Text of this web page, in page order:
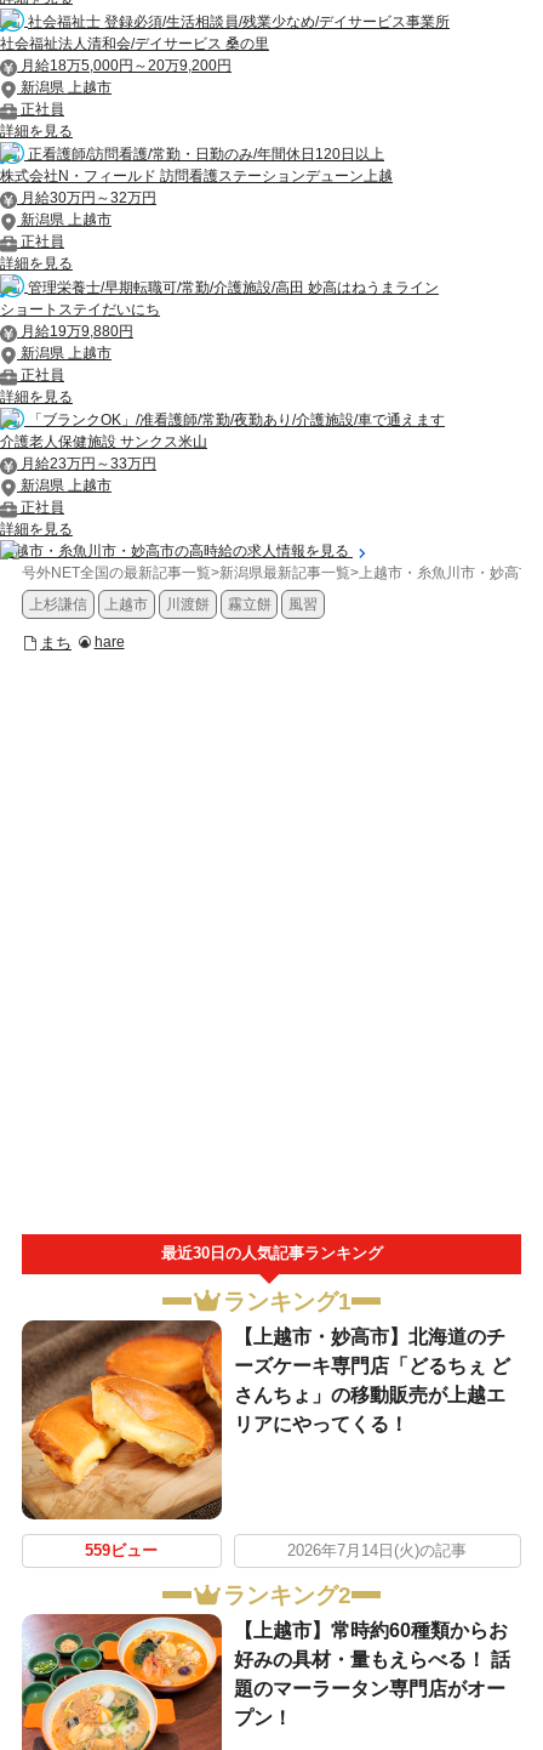
社会福祉士 登録必須/生活相談員/残業少なめ/デイサービス事業所
社会福祉法人清和会/デイサービス 桑の里
月給18万5,000円～20万9,200円
新潟県 上越市
正社員
詳細を見る
正看護師/訪問看護/常勤・日勤のみ/年間休日120日以上
株式会社N・フィールド 訪問看護ステーションデューン上越
月給30万円～32万円
新潟県 上越市
正社員
詳細を見る
管理栄養士/早期転職可/常勤/介護施設/高田 妙高はねうまライン
ショートステイだいにち
月給19万9,880円
新潟県 上越市
正社員
詳細を見る
「ブランクOK」/准看護師/常勤/夜勤あり/介護施設/車で通えます
介護老人保健施設 サンクス米山
月給23万円～33万円
新潟県 上越市
正社員
詳細を見る
上越市・糸魚川市・妙高市の高時給の求人情報を見る
号外NET全国の最新記事一覧>新潟県最新記事一覧>上越市・糸魚川市・妙高市
上杉謙信
上越市 川渡餅 霧立餅 風習
まち hare
最近30日の人気記事ランキング
ランキング1
【上越市・妙高市】北海道のチ
ーズケーキ専門店「どるちぇ ど
さんちょ」の移動販売が上越エ
リアにやってくる！
559ビュー 2026年7月14日(火)の記事
ランキング2
【上越市】常時約60種類からお
好みの具材・量もえらべる！ 話
題のマーラータン専門店がオー
プン！